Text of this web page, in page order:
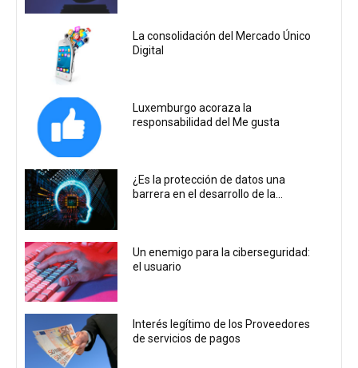
La consolidación del Mercado Único
Digital
Luxemburgo acoraza la
responsabilidad del Me gusta
¿Es la protección de datos una
barrera en el desarrollo de la...
Un enemigo para la ciberseguridad:
el usuario
Interés legítimo de los Proveedores
de servicios de pagos